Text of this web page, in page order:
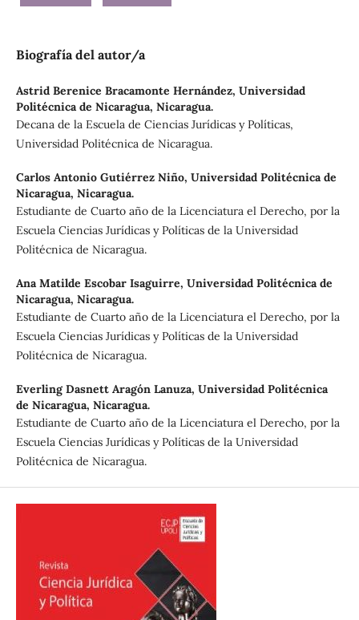
Biografía del autor/a
Astrid Berenice Bracamonte Hernández, Universidad
Politécnica de Nicaragua, Nicaragua.
Decana de la Escuela de Ciencias Jurídicas y Políticas,
Universidad Politécnica de Nicaragua.
Carlos Antonio Gutiérrez Niño, Universidad Politécnica de
Nicaragua, Nicaragua.
Estudiante de Cuarto año de la Licenciatura el Derecho, por la
Escuela Ciencias Jurídicas y Políticas de la Universidad
Politécnica de Nicaragua.
Ana Matilde Escobar Isaguirre, Universidad Politécnica de
Nicaragua, Nicaragua.
Estudiante de Cuarto año de la Licenciatura el Derecho, por la
Escuela Ciencias Jurídicas y Políticas de la Universidad
Politécnica de Nicaragua.
Everling Dasnett Aragón Lanuza, Universidad Politécnica
de Nicaragua, Nicaragua.
Estudiante de Cuarto año de la Licenciatura el Derecho, por la
Escuela Ciencias Jurídicas y Políticas de la Universidad
Politécnica de Nicaragua.